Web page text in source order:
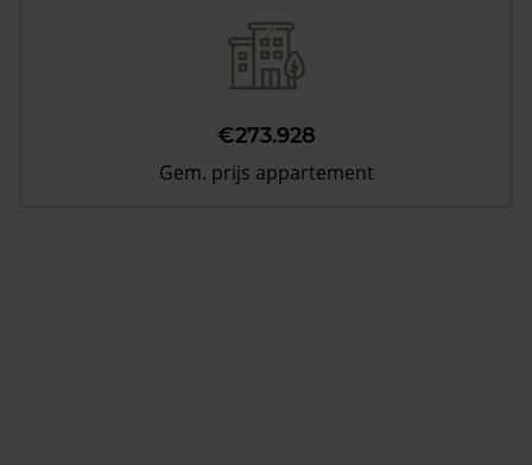
€273.928
Gem. prijs appartement